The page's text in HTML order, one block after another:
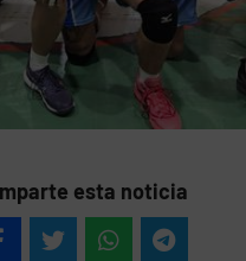
esta noticia